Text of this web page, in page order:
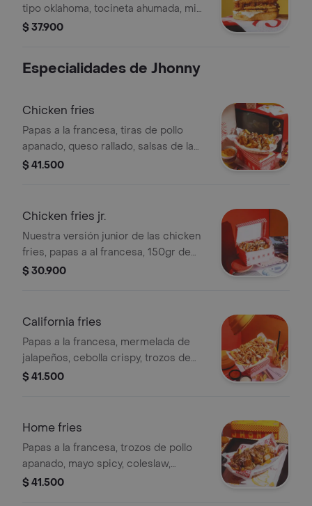
tipo oklahoma, tocineta ahumada, mix
de quesos apanados, mermelada de
$ 37.900
Especialidades de Jhonny
Chicken fries
Papas a la francesa, tiras de pollo
apanado, queso rallado, salsas de la
casa
$ 41.500
Chicken fries jr.
Nuestra versión junior de las chicken
fries, papas a al francesa, 150gr de
pollo apanado, tocineta crispy, queso
$ 30.900
California fries
Papas a la francesa, mermelada de
jalapeños, cebolla crispy, trozos de
pechuga apanada y sour cream
$ 41.500
Home fries
Papas a la francesa, trozos de pollo
apanado, mayo spicy, coleslaw,
pepinillos encurtidos y cebolla crispy.
$ 41.500